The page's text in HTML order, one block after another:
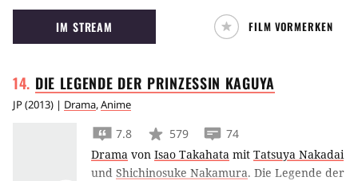
dabei auf einige Widersprüche.
IM STREAM FILM VORMERKEN
DIE LEGENDE DER PRINZESSIN KAGUYA
JP(2013) | Drama,Anime
7.8 579
74
Drama von Isao Takahata mit Tatsuya Nakadai
und Shichinosuke Nakamura. Die Legende der